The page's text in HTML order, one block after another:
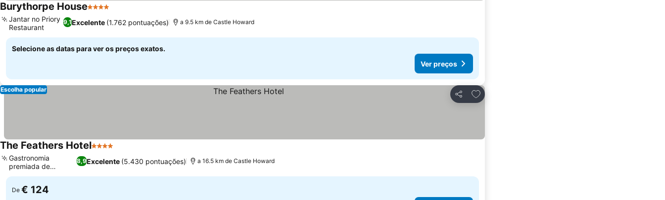
Burythorpe House4 Estrelas
9,1Excelente (1.762 pontuações)
Jantar no Priory
Restaurant
a 9.5 km de Castle Howard
Selecione as datas para ver os preços exatos.
Ver preços
Partilhar
Adicionar aos favoritos
Escolha popular
The Feathers Hotel4 Estrelas
8,9Excelente (5.430 pontuações)
Gastronomia
premiada de
Yorkshire
a 16.5 km de Castle Howard
De € 124